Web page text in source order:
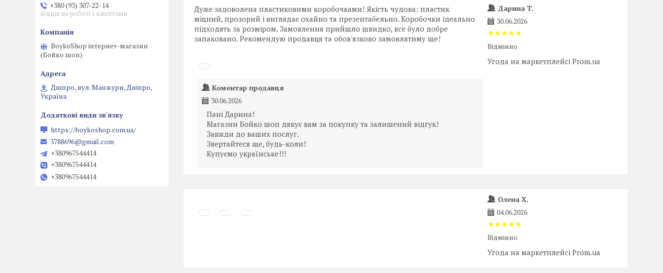
Дуже задоволена пластиковими коробочками! Якість чудова: пластик
міцний, прозорий і виглядає охайно та презентабельно. Коробочки ідеально
підходять за розміром. Замовлення прийшло швидко, все було добре
запаковано. Рекомендую продавця та обов'язково замовлятиму ще!
Коментар продавця
30.06.2026
Пані Дарина!
Магазин Бойко шоп дякує вам за покупку та залишений відгук!
Завжди до ваших послуг.
Звертайтеся ще, будь-коли!
Купуємо українське!!!
Дарина Т.
30.06.2026
Відмінно
Угода на маркетплейсі Prom.ua
Олена Х.
04.06.2026
Відмінно
Угода на маркетплейсі Prom.ua
+380 (93) 307-22-14
відділ по роботі з клієнтами
BoykoShop інтернет-магазин
(Бойко шоп)
Дніпро, вул. Манжури, Дніпро,
Україна
https://boykoshop.com.ua/
3788696@gmail.com
+380967544414
+380967544414
+380967544414